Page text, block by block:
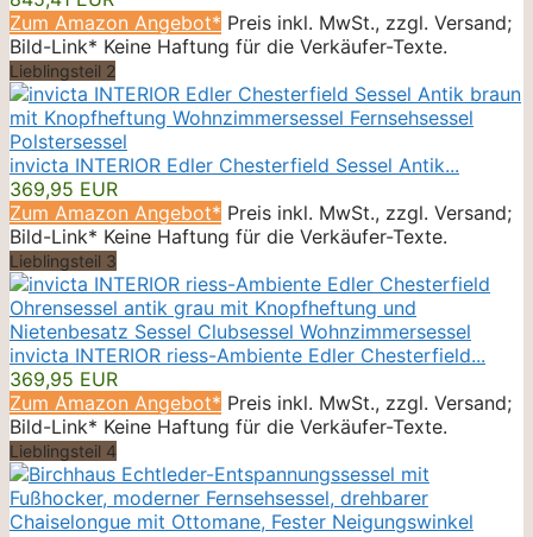
Zum Amazon Angebot* Preis inkl. MwSt., zzgl. Versand;
Bild-Link* Keine Haftung für die Verkäufer-Texte.
Lieblingsteil 2
invicta INTERIOR Edler Chesterfield Sessel Antik...
369,95 EUR
Zum Amazon Angebot* Preis inkl. MwSt., zzgl. Versand;
Bild-Link* Keine Haftung für die Verkäufer-Texte.
Lieblingsteil 3
invicta INTERIOR riess-Ambiente Edler Chesterfield...
369,95 EUR
Zum Amazon Angebot* Preis inkl. MwSt., zzgl. Versand;
Bild-Link* Keine Haftung für die Verkäufer-Texte.
Lieblingsteil 4